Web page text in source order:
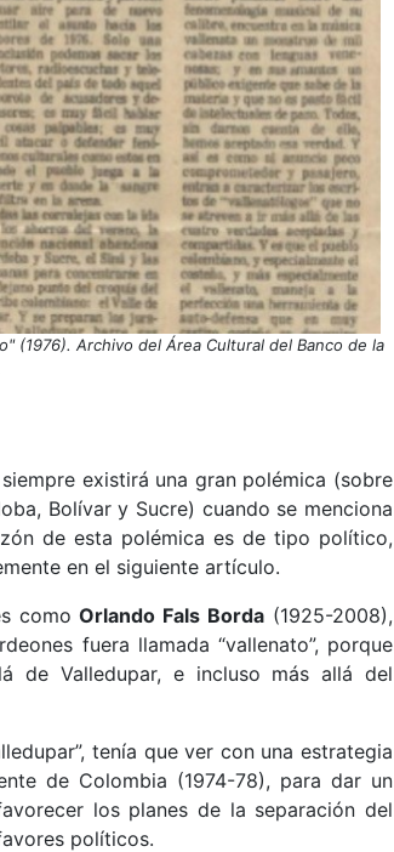
(1976). Archivo del Área Cultural del Banco de la
existirá una gran polémica (sobre
Bolívar y Sucre) cuando se menciona
de esta polémica es de tipo político,
en el siguiente artículo.
comoOrlando Fals Borda (1925-2008),
fuera llamada “vallenato”, porque
de Valledupar, e incluso más allá del
tenía que ver con una estrategia
de Colombia (1974-78), para dar un
los planes de la separación del
políticos.